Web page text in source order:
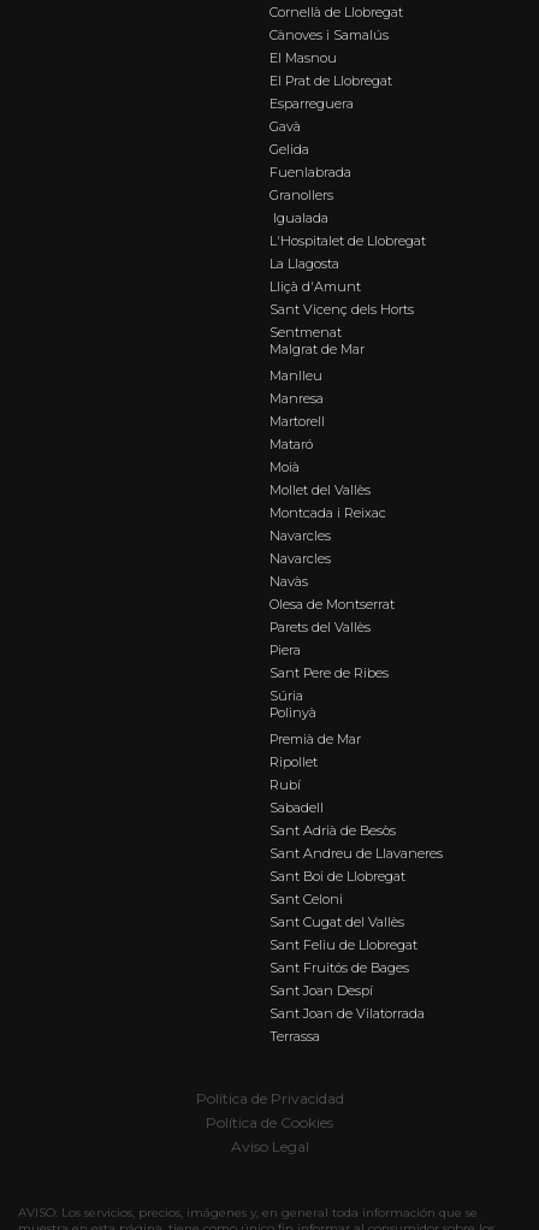
Cornellà de Llobregat
Cànoves i Samalús
El Masnou
El Prat de Llobregat
Esparreguera
Gavà
Gelida
Fuenlabrada
Granollers
Igualada
L'Hospitalet de Llobregat
La Llagosta
Lliçà d'Amunt
Sant Vicenç dels Horts
Sentmenat
Malgrat de Mar
Manlleu
Manresa
Martorell
Mataró
Moià
Mollet del Vallès
Montcada i Reixac
Navarcles
Navarcles
Navàs
Olesa de Montserrat
Parets del Vallès
Piera
Sant Pere de Ribes
Súria
Polinyà
Premià de Mar
Ripollet
Rubí
Sabadell
Sant Adrià de Besòs
Sant Andreu de Llavaneres
Sant Boi de Llobregat
Sant Celoni
Sant Cugat del Vallès
Sant Feliu de Llobregat
Sant Fruitós de Bages
Sant Joan Despí
Sant Joan de Vilatorrada
Terrassa
Política de Privacidad
Política de Cookies
Aviso Legal
AVISO: Los servicios, precios, imágenes y, en general toda información que se